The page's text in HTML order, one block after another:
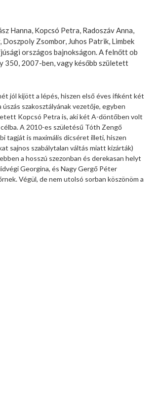
Hanna, Kopcsó Petra, Radoszáv Anna,
Zsombor, Juhos Patrik, Limbek
országos bajnokságon. A felnőtt ob
350, 2007-ben, vagy később született
jól kijött a lépés, hiszen első éves ifiként két
szakosztályának vezetője, egyben
Kopcsó Petra is, aki két A-döntőben volt
A 2010-es születésű Tóth Zengő
tagját is maximális dicséret illeti, hiszen
sajnos szabálytalan váltás miatt kizárták)
a hosszú szezonban és derekasan helyt
Georgina, és Nagy Gergő Péter
Végül, de nem utolsó sorban köszönöm a